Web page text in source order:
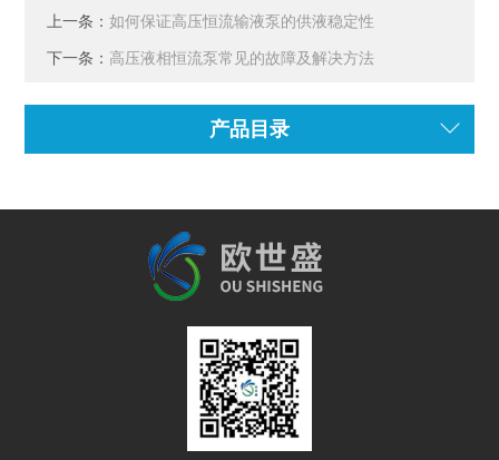
上一条：如何保证高压恒流输液泵的供液稳定性
下一条： 高压液相恒流泵常见的故障及解决方法
产品目录